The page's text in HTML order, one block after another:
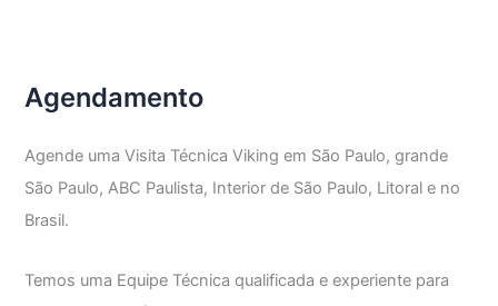
Agendamento
Agende uma Visita Técnica Viking em São Paulo, grande
São Paulo, ABC Paulista, Interior de São Paulo, Litoral e no
Brasil.
Temos uma Equipe Técnica qualificada e experiente para